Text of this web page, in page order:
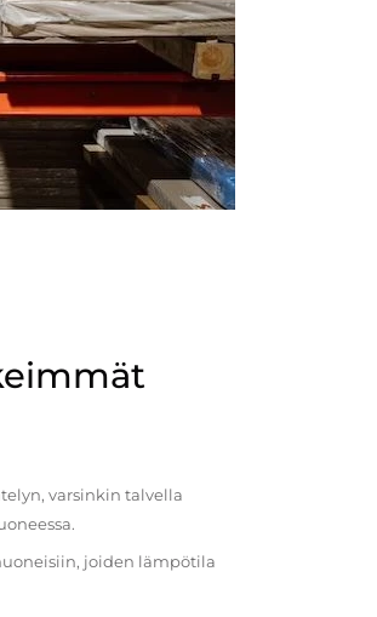
varsinkin talvella
joiden lämpötila